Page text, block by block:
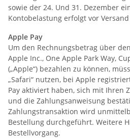
sowie der 24. Und 31. Dezember
Kontobelastung erfolgt vor
Apple Pay
Um den Rechnungsbetrag über
Apple Inc., One Apple Park Way,
(„Apple“) bezahlen zu können,
„Safari“ nutzen, bei Apple
Pay aktiviert haben, sich mit Ihren
und die Zahlungsanweisung
Zahlungstransaktion wird
Bestellung durchgeführt. Weitere
Bestellvorgang.